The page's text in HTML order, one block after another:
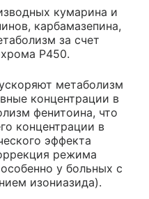
кумарина и
карбамазепина,
за счет
P450.
метаболизм
концентрации в
фенитоина, что
концентрации в
эффекта
режима
у больных с
изониазида).